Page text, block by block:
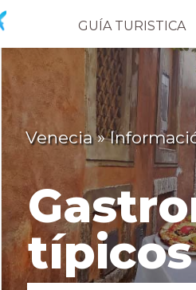
GUÍA TURISTICA
Venecia »